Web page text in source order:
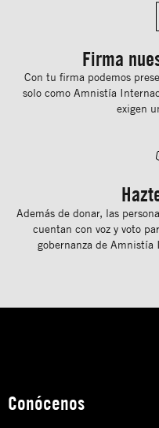
Firma
Con tu ﬁrma podemos
solo como Amnistía
exigen
Además de donar, las
cuentan con voz y voto
gobernanza de
Conócenos